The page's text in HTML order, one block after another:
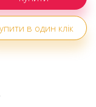
в один клік